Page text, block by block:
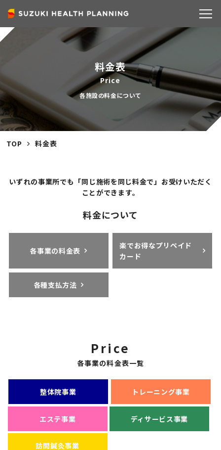
料金表
Price
各施設の料金について
TOP 料金表
いずれの事業所でも「同じ施術を同じ料金で」お受けいただく
ことができます。
料金について
各事業の料金表
楽でお得なプリペイド
カード
各種支払方法
Price
各事業の料金表一覧
整体院事業 トレーニング事業
エステ事業 ディサービス事業
訪問鍼灸事業